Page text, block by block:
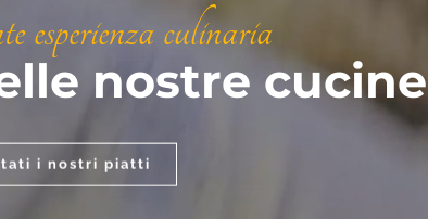
esperienza culinaria
nostre cucine
i nostri piatti